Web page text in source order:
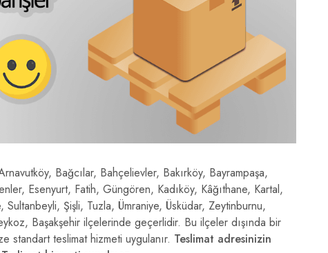
Bağcılar, Bahçelievler, Bakırköy, Bayrampaşa,
Esenyurt, Fatih, Güngören, Kadıköy, Kâğıthane, Kartal,
Şişli, Tuzla, Ümraniye, Üsküdar, Zeytinburnu,
Başakşehir ilçelerinde geçerlidir. Bu ilçeler dışında bir
standart teslimat hizmeti uygulanır. Teslimat adresinizin